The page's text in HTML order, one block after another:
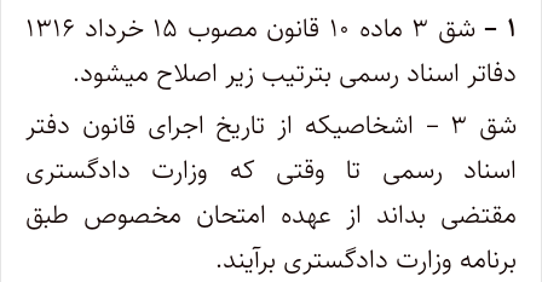
۱ –
شق ۳ ماده ۱۰ قانون مصوب ۱۵ خرداد ۱۳۱۶
دفاتر اسناد رسمی بترتیب زیر اصلاح میشود.
‌شق ۳ – اشخاصیکه از تاریخ اجرای قانون دفتر
اسناد رسمی تا وقتی که وزارت دادگستری
مقتضی بداند از عهده امتحان مخصوص طبق
برنامه وزارت ‌دادگستری برآیند.